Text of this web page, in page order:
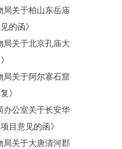
局关于柏山东岳庙
的函》
局关于北京孔庙大
局关于阿尔寨石窟
》
办公室关于长安华
目意见的函》
局关于大唐清河郡